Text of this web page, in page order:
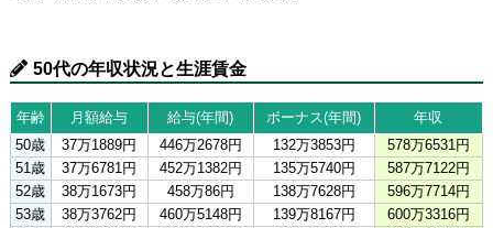
50代の年収状況と生涯賃金
年齢 月額給与 給与(年間) ボーナス(年間)
年収
50歳
37万1889円 446万2678円 132万3853円
578万6531円
51歳
37万6781円 452万1382円 135万5740円
587万7122円
52歳
38万1673円 458万86円 138万7628円
596万7714円
53歳
38万3762円 460万5148円 139万8167円
600万3316円